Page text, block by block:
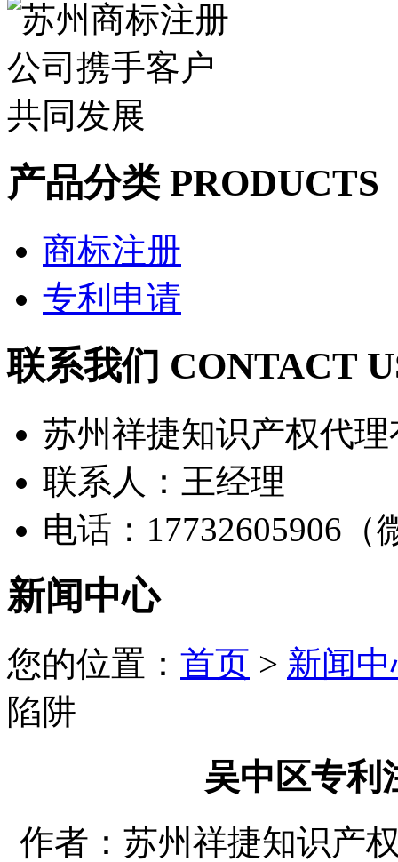
产品分类 PRODUCTS
商标注册
专利申请
联系我们 CONTACT
苏州祥捷知识产权代
联系人：王经理
电话：17732605906（
新闻中心
您的位置： 首页 > 新闻
陷阱
吴中区专利
作者：苏州祥捷知识产